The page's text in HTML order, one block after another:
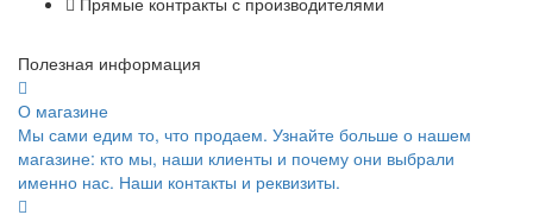
Полезная информация
О магазине
Мы сами едим то, что продаем. Узнайте больше о нашем
магазине: кто мы, наши клиенты и почему они выбрали
именно нас. Наши контакты и реквизиты.